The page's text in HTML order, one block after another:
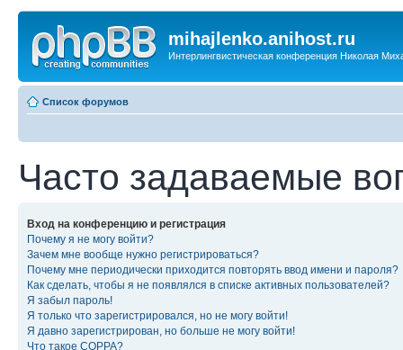
mihajlenko.anihost.ru
Интерлингвистическая конференция Николая
Список форумов
Часто задаваемые
Вход на конференцию и регистрация
Почему я не могу войти?
Зачем мне вообще нужно регистрироваться?
Почему мне периодически приходится повторять ввод имени и пароля?
Как сделать, чтобы я не появлялся в списке активных пользователей?
Я забыл пароль!
Я только что зарегистрировался, но не могу войти!
Я давно зарегистрирован, но больше не могу войти!
Что такое COPPA?